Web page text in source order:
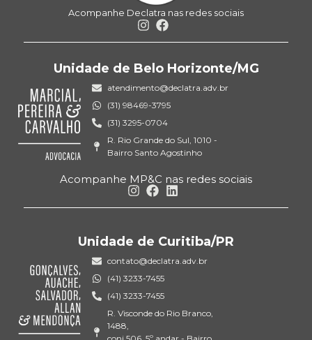
Acompanhe Declatra nas redes sociais
Unidade de Belo Horizonte/MG
atendimento@declatra.adv.br
(31) 98469-3795
(31) 3295-0704
R. Rio Grande do Sul, 1010 -
Bairro Santo Agostinho
Acompanhe MP&C nas redes sociais
Unidade de Curitiba/PR
contato@declatra.adv.br
(41) 3233-7455
(41) 3233-7455
R. Visconde do Rio Branco,
1488,